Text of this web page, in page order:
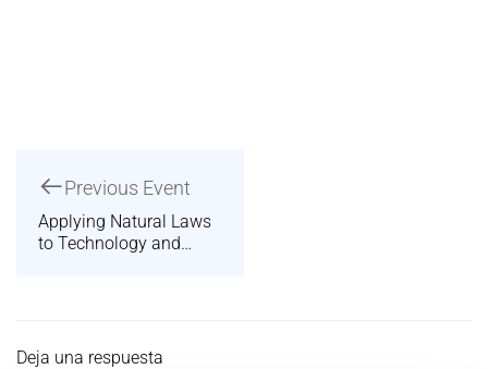
Previous Event
Applying Natural Laws
to Technology and
Deja una respuesta